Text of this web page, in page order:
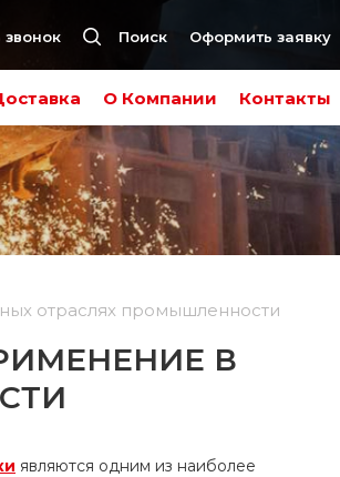
О Компании Контакты
звонок Поиск Оформить заявку
отраслях промышленности
В
являются одним из наиболее